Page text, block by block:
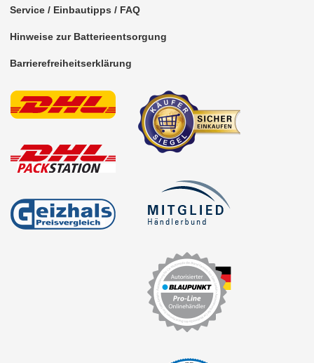
CAN-BUS-Adapter
Cinch-Kabel
Entriegelung
Ersatzteile
Fernbedienungen
Service / Einbautipps / FAQ
Hinweise zur Batterieentsorgung
Barrierefreiheitserklärung